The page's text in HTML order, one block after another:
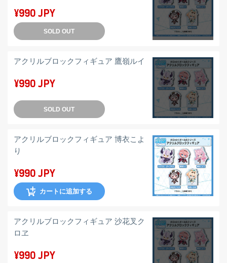
¥990 JPY
SOLD OUT
アクリルブロックフィギュア 鷹嶺ルイ
¥990 JPY
SOLD OUT
アクリルブロックフィギュア 博衣こよ
り
¥990 JPY
カートに追加する
アクリルブロックフィギュア 沙花叉ク
ロヱ
¥990 JPY